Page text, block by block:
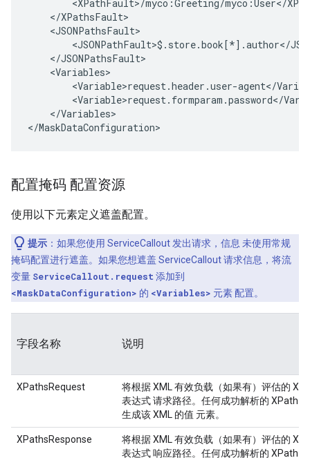
<XPathFault>/myco :Greeting/myco :User</
</XPathsFault
<JSONPathsFault
<JSONPathFault>$ . store.book[*] .author</
</JSONPathsFault
<Variables
<Variable>request.header .user-agent</
<Variable>request. formparam .password</
</Variables>
</MaskDataConfiguration>
配置掩码 配置资源
使用以下元素定义遮盖配置。
提示 ：如果您使用 ServiceCallout 发出请求，信息 未使用常规
掩码配置进行遮盖。如果您想遮盖 ServiceCallout 请求信息，将流
变量 ServiceCallout.request 添加到
<MaskDataConfiguration> 的 <Variables> 元素 配置。
字段名称 说明
XPathsRequest
将根据 XML 有效负载（如果有）评估的
表达式 请求路径。任何成功解析的 XPath
生成该 XML 的值 元素。
XPathsResponse
将根据 XML 有效负载（如果有）评估的
表达式 响应路径。任何成功解析的 XPath